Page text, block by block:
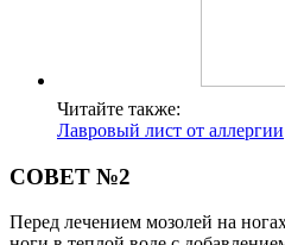
Читайте также:
Лавровый лист от аллергии
СОВЕТ №2
Перед лечением мозолей на